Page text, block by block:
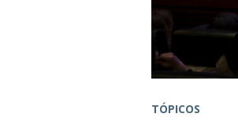
TÓPICOS